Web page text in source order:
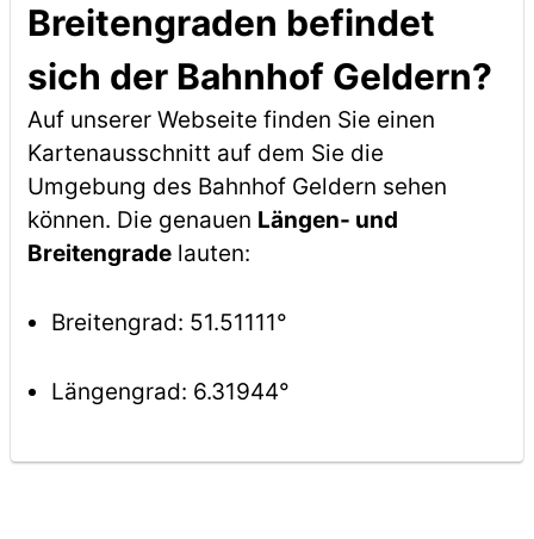
Breitengraden befindet
sich der Bahnhof Geldern?
Auf unserer Webseite finden Sie einen
Kartenausschnitt auf dem Sie die
Umgebung des Bahnhof Geldern sehen
können. Die genauen Längen- und
Breitengradelauten:
Breitengrad: 51.51111°
Längengrad: 6.31944°